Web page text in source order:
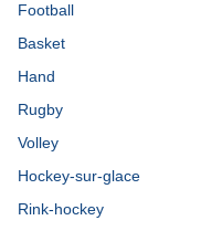
Football
Basket
Hand
Rugby
Volley
Hockey-sur-glace
Rink-hockey